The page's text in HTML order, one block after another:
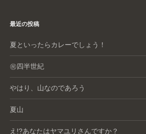
o
最近の投稿
夏といったらカレーでしょう！
㊗️四半世紀
やはり、山なのであろう
夏山
え!?あなたはヤマユリさんですか？